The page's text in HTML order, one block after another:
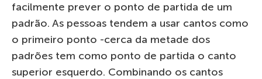
facilmente prever o ponto de partida de um
padrão. As pessoas tendem a usar cantos como
o primeiro ponto -cerca da metade dos
padrões tem como ponto de partida o canto
superior esquerdo. Combinando os cantos